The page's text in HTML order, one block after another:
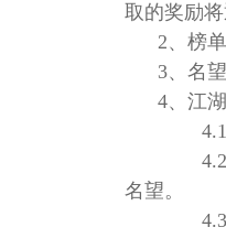
取的奖励
2、榜单
3、名望
4、江湖
4.1、师
4.2、师
名望。
4.3、每